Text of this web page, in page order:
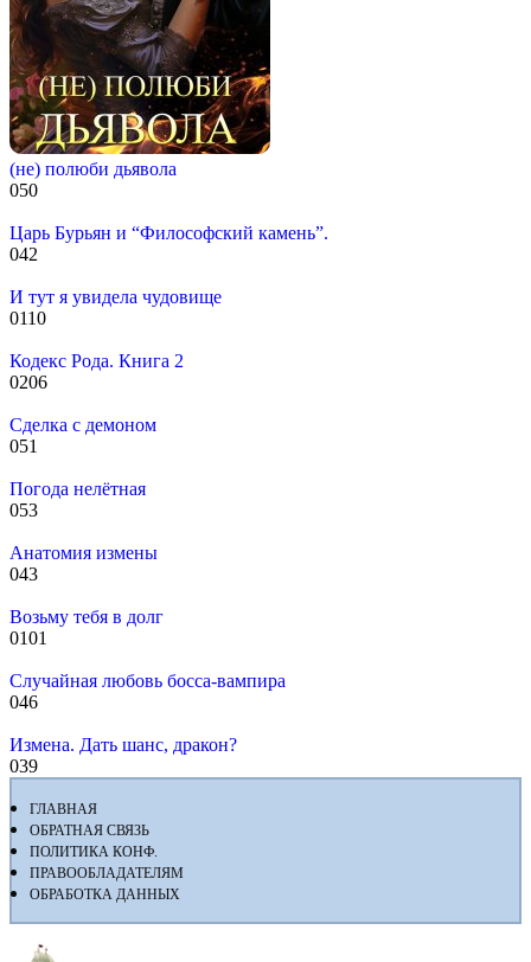
(не) полюби дьявола
050
Царь Бурьян и “Философский камень”.
042
И тут я увидела чудовище
0110
Кодекс Рода. Книга 2
0206
Сделка с демоном
051
Погода нелётная
053
Анатомия измены
043
Возьму тебя в долг
0101
Случайная любовь босса-вампира
046
Измена. Дать шанс, дракон?
039
ГЛАВНАЯ
ОБРАТНАЯ СВЯЗЬ
ПОЛИТИКА КОНФ.
ПРАВООБЛАДАТЕЛЯМ
ОБРАБОТКА ДАННЫХ